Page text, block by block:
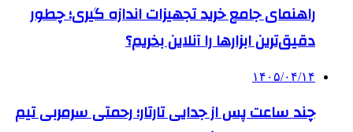
راهنمای جامع خرید تجهیزات اندازه گیری؛ چطور
دقیق‌ترین ابزارها را آنلاین بخریم؟
۱۴۰۵/۰۴/۱۴
چند ساعت پس از جدایی تارتار؛ رحمتی سرمربی تیم